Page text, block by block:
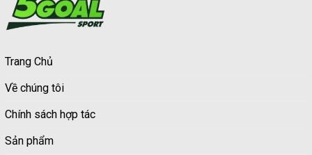
Trang Chủ
Về chúng tôi
Chính sách hợp tác
Sản phẩm